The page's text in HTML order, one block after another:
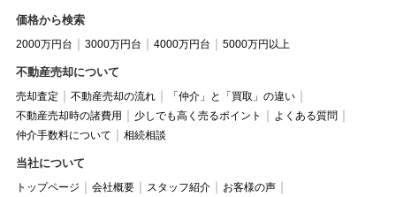
価格から検索
2000万円台 3000万円台 4000万円台 5000万円以上
不動産売却について
売却査定 不動産売却の流れ
「仲介」と「買取」の違い
不動産売却時の諸費用
少しでも高く売るポイント
よくある質問
仲介手数料について
相続相談
当社について
トップページ 会社概要 スタッフ紹介
お客様の声